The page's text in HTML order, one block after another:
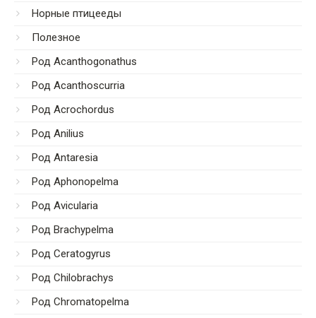
Норные птицееды
Полезное
Род Acanthogonathus
Род Acanthoscurria
Род Acrochordus
Род Anilius
Род Antaresia
Род Aphonopelma
Род Avicularia
Род Brachypelma
Род Ceratogyrus
Род Chilobrachys
Род Chromatopelma